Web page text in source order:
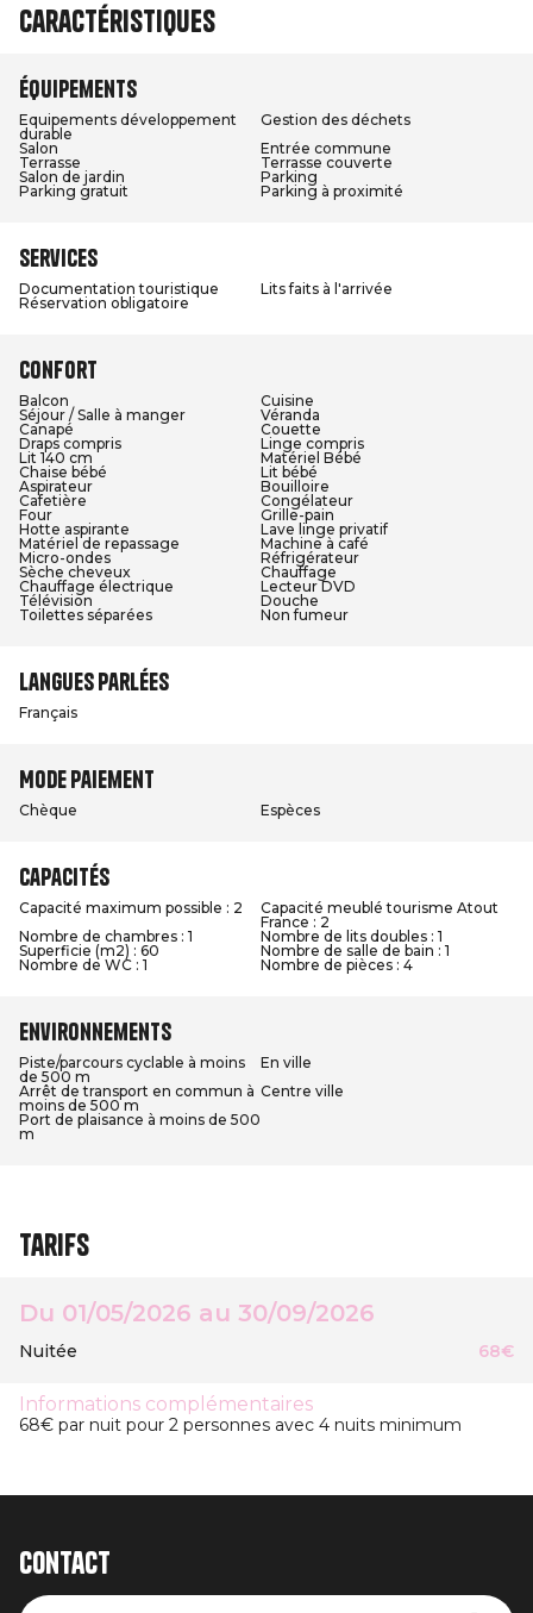
Caractéristiques
Équipements
Equipements développement
durable
Gestion des déchets
Salon
Entrée commune
Terrasse
Terrasse couverte
Salon de jardin
Parking
Parking gratuit
Parking à proximité
Services
Documentation touristique
Lits faits à l'arrivée
Réservation obligatoire
Confort
Balcon
Cuisine
Séjour / Salle à manger
Véranda
Canapé
Couette
Draps compris
Linge compris
Lit 140 cm
Matériel Bébé
Chaise bébé
Lit bébé
Aspirateur
Bouilloire
Cafetière
Congélateur
Four
Grille-pain
Hotte aspirante
Lave linge privatif
Matériel de repassage
Machine à café
Micro-ondes
Réfrigérateur
Sèche cheveux
Chauffage
Chauffage électrique
Lecteur DVD
Télévision
Douche
Toilettes séparées
Non fumeur
Langues parlées
Français
Mode paiement
Chèque Espèces
Capacités
Capacité maximum possible : 2
Capacité meublé tourisme Atout
France : 2
Nombre de chambres : 1
Nombre de lits doubles : 1
Superficie (m2) : 60
Nombre de salle de bain : 1
Nombre de WC : 1
Nombre de pièces : 4
Environnements
Piste/parcours cyclable à moins
de 500 m
En ville
Arrêt de transport en commun à
moins de 500 m
Centre ville
Port de plaisance à moins de 500
m
Tarifs
Du 01/05/2026 au 30/09/2026
Nuitée 68€
Informations complémentaires
68€ par nuit pour 2 personnes avec 4 nuits minimum
Contact